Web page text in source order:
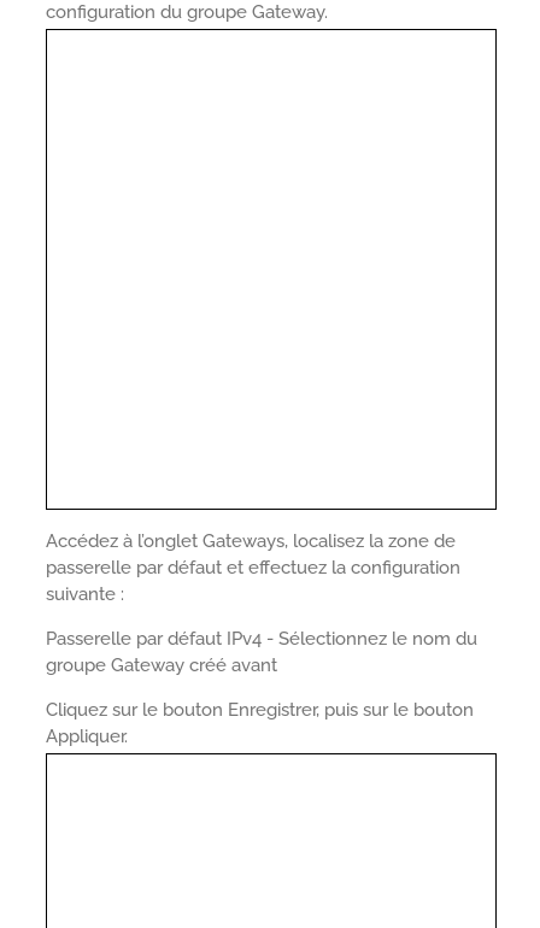
configuration du groupe Gateway.
Accédez à l’onglet Gateways, localisez la zone de
passerelle par défaut et effectuez la configuration
suivante :
Passerelle par défaut IPv4 - Sélectionnez le nom du
groupe Gateway créé avant
Cliquez sur le bouton Enregistrer, puis sur le bouton
Appliquer.